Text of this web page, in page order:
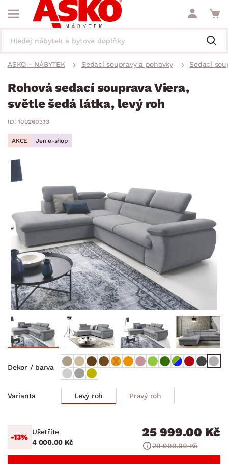
ASKO - NÁBYTEK Sedací soupravy a pohovky Sedací
Rohová sedací souprava Viera,
světle šedá látka, levý roh
ID: 1002603.13
AKCE Jen e-shop
Dekor / barva
Varianta Levý roh Pravý roh
-13%
Ušetříte
4 000.00 Kč
25 999.00 Kč
29 999.00 Kč